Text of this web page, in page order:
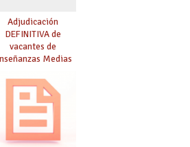
Adjudicación
DEFINITIVA de
vacantes de
Medias